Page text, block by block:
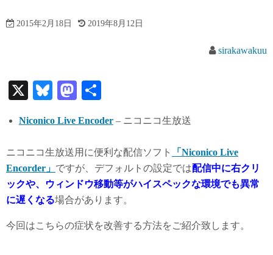
2015年2月18日 2019年8月12日
sirakawakuu
X
Bl
sk
y
M
to
do
n
Niconico Live Encoder– ニコニコ生放送
ニコニコ生放送用に便利な配信ソフト
「Niconico Live
Encorder」 ですが、デフォルトの設定では配信中に右クリ
ックや、ウィンドウ移動等がハイスペックな環境でも異常
に遅くなる場合があります。
今回はこちらの症状を改善する方法をご紹介致します。